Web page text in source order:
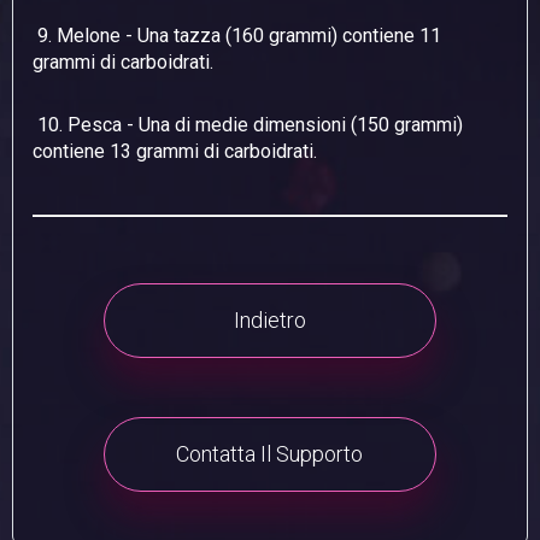
9. Melone - Una tazza (160 grammi) contiene 11
grammi di carboidrati.
10. Pesca - Una di medie dimensioni (150 grammi)
contiene 13 grammi di carboidrati.
Indietro
Contatta Il Supporto